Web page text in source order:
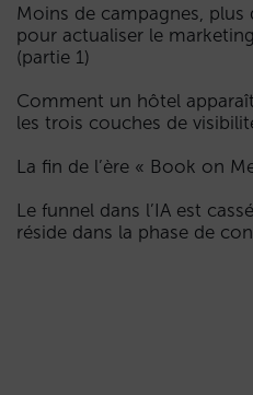
Moins de campagnes, plus
pour actualiser le
(partie 1)
Comment un hôtel
les trois couches de
La fin de l’ère « Book on
Le funnel dans l’IA est
réside dans la phase de